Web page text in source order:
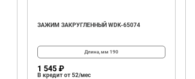
ЗАЖИМ ЗАКРУГЛЕННЫЙ WDK-65074
Длина, мм 190
1 545 ₽
В кредит от 52/мес